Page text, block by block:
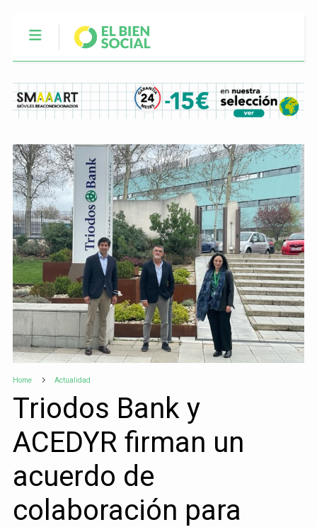
Home Actualidad
Triodos Bank y
ACEDYR firman un
acuerdo de
colaboración para